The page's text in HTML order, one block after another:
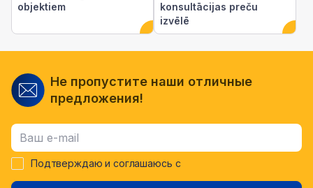
objektiem
konsultācijas preču
izvēlē
Не пропустите наши отличные
предложения!
Подтверждаю и соглашаюсь с